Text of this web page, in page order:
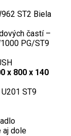
ST2 Biela
častí –
PG/ST9
x 800 x 140
ST9
aj dole